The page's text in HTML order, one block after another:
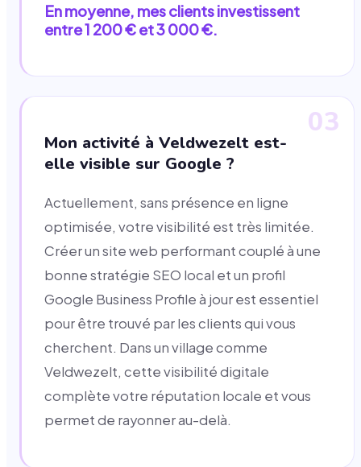
En moyenne, mes clients investissent
entre 1 200 € et 3 000 €.
03
Mon activité à Veldwezelt est-
elle visible sur Google ?
Actuellement, sans présence en ligne
optimisée, votre visibilité est très limitée.
Créer un site web performant couplé à une
bonne stratégie SEO local et un profil
Google Business Profile à jour est essentiel
pour être trouvé par les clients qui vous
cherchent. Dans un village comme
Veldwezelt, cette visibilité digitale
complète votre réputation locale et vous
permet de rayonner au-delà.